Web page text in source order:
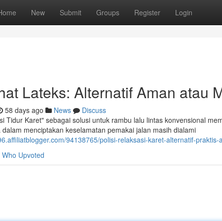
New Submit Groups Register Login
Lateks: Alternatif Aman atau
58 days ago News
Discuss
Tidur Karet" sebagai solusi untuk rambu lalu lintas konvensional
menciptakan keselamatan pemakai jalan masih dialami
94138765/polisi-relaksasi-karet-alternatif-
Who Upvoted